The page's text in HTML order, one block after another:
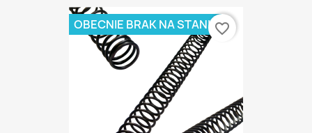
OBECNIE BRAK NA STANIEfavorite_border